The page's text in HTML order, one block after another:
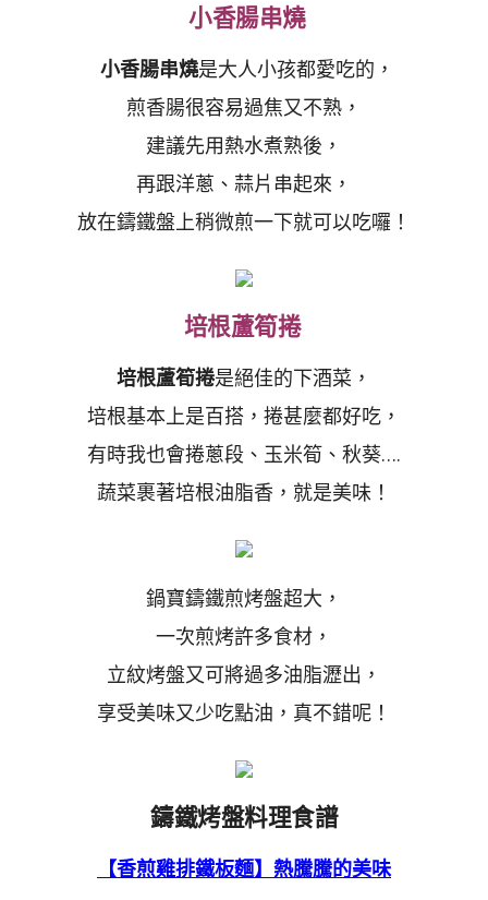
小香腸串燒
小香腸串燒是大人小孩都愛吃的，
煎香腸很容易過焦又不熟，
建議先用熱水煮熟後，
再跟洋蔥、蒜片串起來，
放在鑄鐵盤上稍微煎一下就可以吃囉！
培根蘆筍捲
培根蘆筍捲是絕佳的下酒菜，
培根基本上是百搭，捲甚麼都好吃，
有時我也會捲蔥段、玉米筍、秋葵….
蔬菜裹著培根油脂香，就是美味！
鍋寶鑄鐵煎烤盤超大，
一次煎烤許多食材，
立紋烤盤又可將過多油脂瀝出，
享受美味又少吃點油，真不錯呢！
鑄鐵烤盤料理食譜
【香煎雞排鐵板麵】熱騰騰的美味